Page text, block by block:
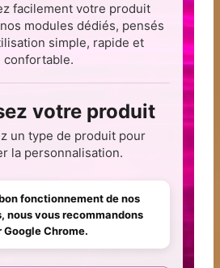
facilement votre produit
modules dédiés, pensés
simple, rapide et
confortable.
votre produit
un type de produit pour
la personnalisation.
fonctionnement de nos
nous vous recommandons
Google Chrome.